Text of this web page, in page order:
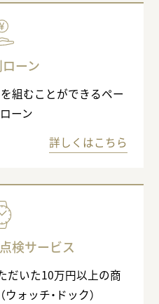
ーン
組むことができるペー
ーン
詳しくはこちら
検サービス
だいた10万円以上の商
ォッチ・ドック）